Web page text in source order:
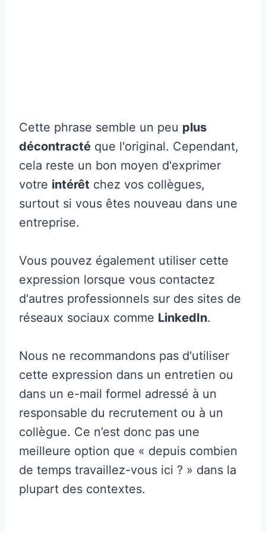
Cette phrase semble un peu plus
décontracté que l'original. Cependant,
cela reste un bon moyen d'exprimer
votre intérêt chez vos collègues,
surtout si vous êtes nouveau dans une
entreprise.
Vous pouvez également utiliser cette
expression lorsque vous contactez
d'autres professionnels sur des sites de
réseaux sociaux comme LinkedIn.
Nous ne recommandons pas d'utiliser
cette expression dans un entretien ou
dans un e-mail formel adressé à un
responsable du recrutement ou à un
collègue. Ce n’est donc pas une
meilleure option que « depuis combien
de temps travaillez-vous ici ? » dans la
plupart des contextes.